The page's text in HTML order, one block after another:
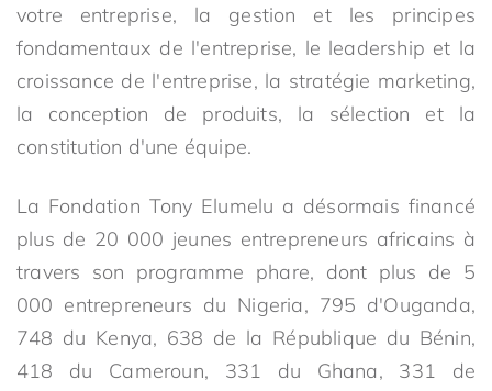
votre entreprise, la gestion et les principes
fondamentaux de l'entreprise, le leadership et la
croissance de l'entreprise, la stratégie marketing,
la conception de produits, la sélection et la
constitution d'une équipe.
La Fondation Tony Elumelu a désormais financé
plus de 20 000 jeunes entrepreneurs africains à
travers son programme phare, dont plus de 5
000 entrepreneurs du Nigeria, 795 d'Ouganda,
748 du Kenya, 638 de la République du Bénin,
418 du Cameroun, 331 du Ghana, 331 de